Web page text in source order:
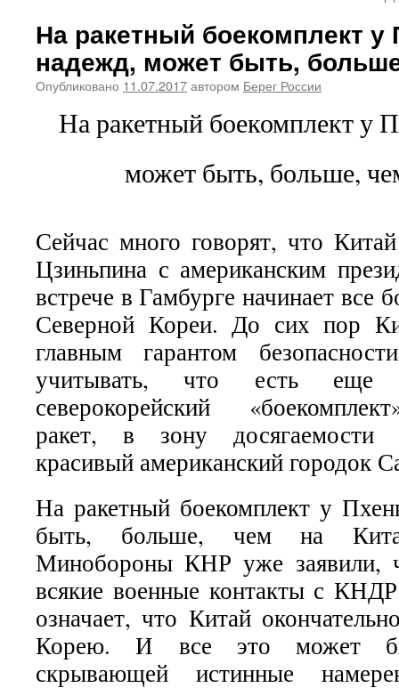
На ракетный боекомплект у
надежд, может быть,
Опубликовано 11.07.2017автором Берег России
На ракетный боекомплект у
может быть, больше,
Сейчас много говорят, что
Цзиньпина с американским
встрече в Гамбурге начинает все
Северной Кореи. До сих пор
главным гарантом
учитывать, что есть
северокорейский
ракет, в зону досягаемости
красивый американский городок
На ракетный боекомплект у
быть, больше, чем на
Минобороны КНР уже заявили,
всякие военные контакты с
означает, что Китай
Корею. И все это может
скрывающей истинные